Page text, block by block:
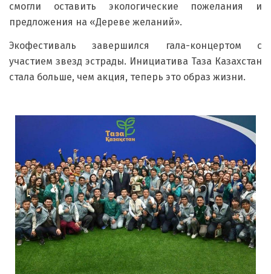
смогли оставить экологические пожелания и
предложения на «Дереве желаний».
Экофестиваль завершился гала-концертом с
участием звезд эстрады. Инициатива Таза Казахстан
стала больше, чем акция, теперь это образ жизни.